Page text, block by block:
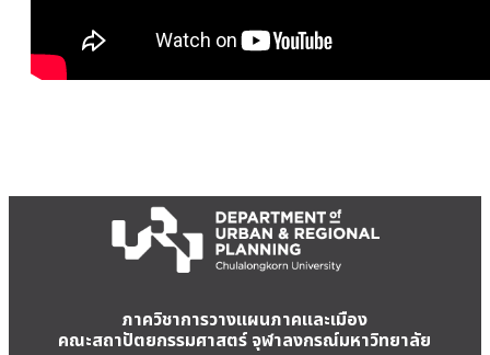
ภาควิชาการวางแผนภาคและเมือง
คณะสถาปัตยกรรมศาสตร์ จุฬาลงกรณ์มหาวิทยาลัย